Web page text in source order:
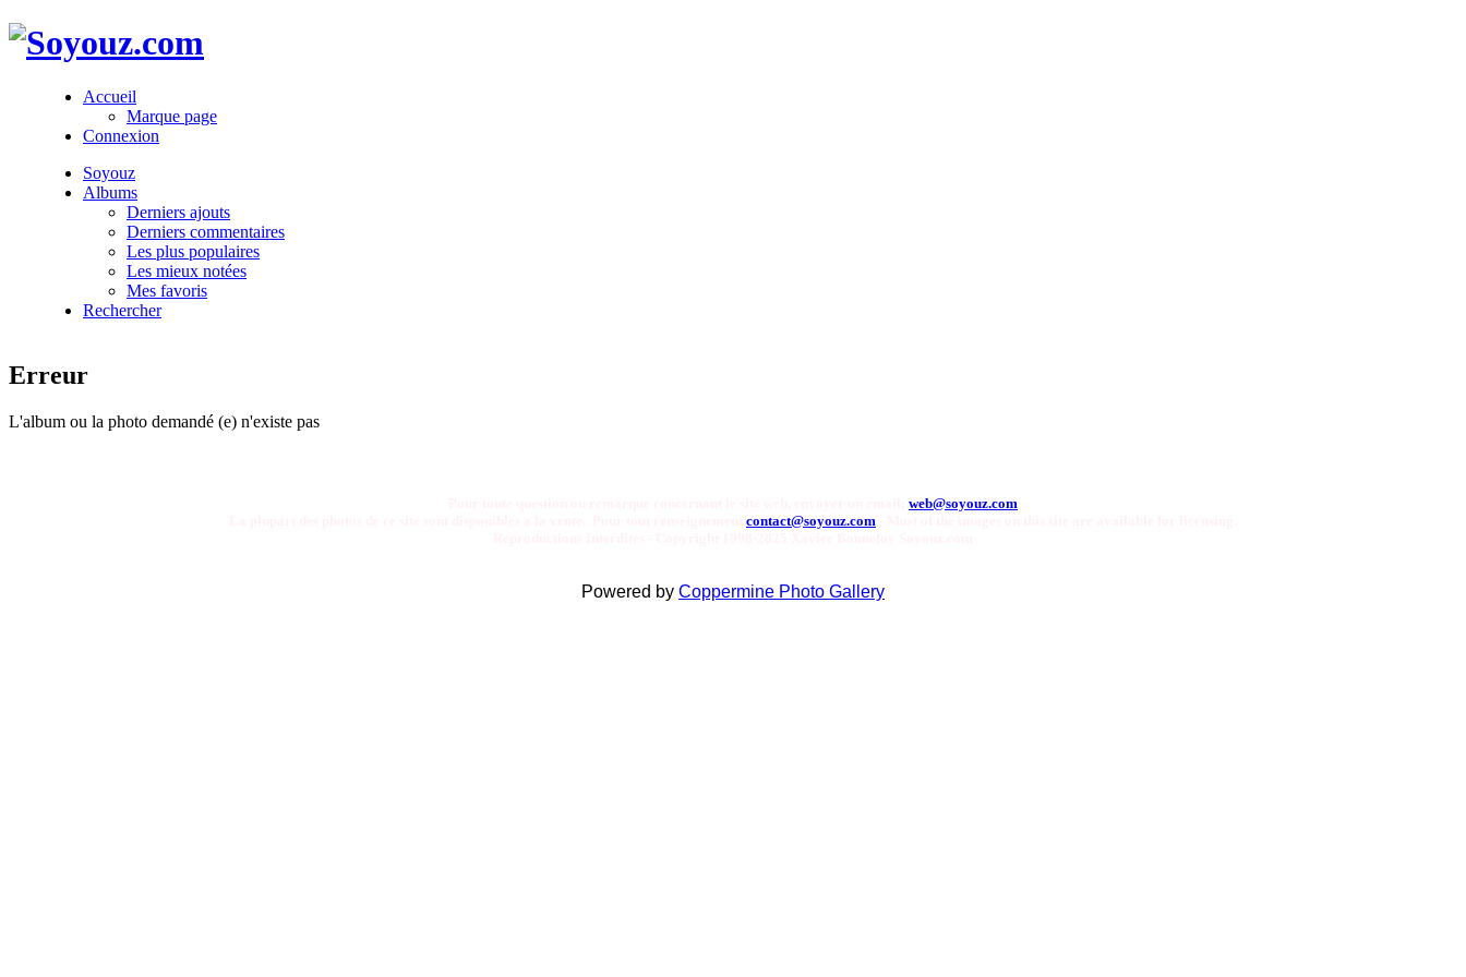
Accueil
Marque page
Connexion
Soyouz
Albums
Derniers ajouts
Derniers commentaires
Les plus populaires
Les mieux notées
Mes favoris
Rechercher
Erreur
L'album ou la photo demandé (e) n'existe pas
web@soyouz.com
contact@soyouz.com
Powered by Coppermine Photo Gallery